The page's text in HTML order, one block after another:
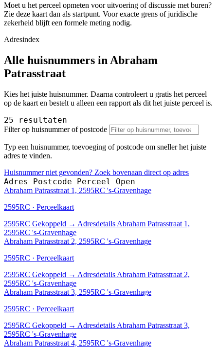
Moet u het perceel opmeten voor uitvoering of discussie met buren?
Zie deze kaart dan als startpunt. Voor exacte grens of juridische
zekerheid blijft een formele meting nodig.
Adresindex
Alle huisnummers in Abraham
Patrasstraat
Kies het juiste huisnummer. Daarna controleert u gratis het perceel
op de kaart en bestelt u alleen een rapport als dit het juiste perceel is.
25 resultaten
Filter op huisnummer of postcode
Typ een huisnummer, toevoeging of postcode om sneller het juiste
adres te vinden.
Huisnummer niet gevonden? Zoek bovenaan direct op adres
Adres Postcode Perceel Open
Abraham Patrasstraat 1, 2595RC 's-Gravenhage
2595RC · Perceelkaart
2595RC Gekoppeld → Adresdetails Abraham Patrasstraat 1,
2595RC 's-Gravenhage
Abraham Patrasstraat 2, 2595RC 's-Gravenhage
2595RC · Perceelkaart
2595RC Gekoppeld → Adresdetails Abraham Patrasstraat 2,
2595RC 's-Gravenhage
Abraham Patrasstraat 3, 2595RC 's-Gravenhage
2595RC · Perceelkaart
2595RC Gekoppeld → Adresdetails Abraham Patrasstraat 3,
2595RC 's-Gravenhage
Abraham Patrasstraat 4, 2595RC 's-Gravenhage